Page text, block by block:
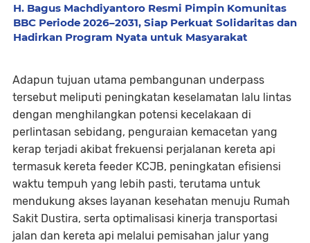
H. Bagus Machdiyantoro Resmi Pimpin Komunitas
BBC Periode 2026–2031, Siap Perkuat Solidaritas dan
Hadirkan Program Nyata untuk Masyarakat
Adapun tujuan utama pembangunan underpass
tersebut meliputi peningkatan keselamatan lalu lintas
dengan menghilangkan potensi kecelakaan di
perlintasan sebidang, penguraian kemacetan yang
kerap terjadi akibat frekuensi perjalanan kereta api
termasuk kereta feeder KCJB, peningkatan efisiensi
waktu tempuh yang lebih pasti, terutama untuk
mendukung akses layanan kesehatan menuju Rumah
Sakit Dustira, serta optimalisasi kinerja transportasi
jalan dan kereta api melalui pemisahan jalur yang